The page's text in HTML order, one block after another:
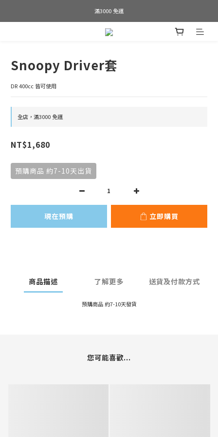
Welcome to SWAP GOLF
滿3000 免運
Bogey is the new Birdie
Snoopy Driver套
DR 400cc 皆可使用
全店，滿3000 免運
NT$1,680
預購商品 約7-10天出貨
現在預購 立即購買
商品描述 了解更多 送貨及付款方式
預購商品 約7-10天發貨
您可能喜歡...